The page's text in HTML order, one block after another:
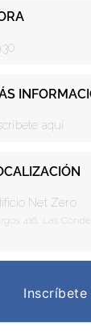
aquí
Net Zero
416, Las Condes
Inscríbete